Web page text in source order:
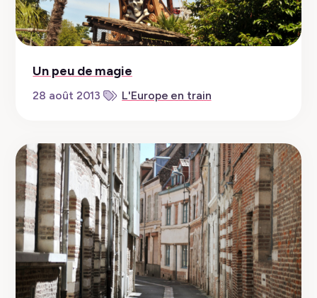
Un peu de magie
28 août 2013 L'Europe en train